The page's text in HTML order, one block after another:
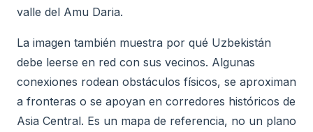
valle del Amu Daria.
La imagen también muestra por qué Uzbekistán
debe leerse en red con sus vecinos. Algunas
conexiones rodean obstáculos físicos, se aproximan
a fronteras o se apoyan en corredores históricos de
Asia Central. Es un mapa de referencia, no un plano